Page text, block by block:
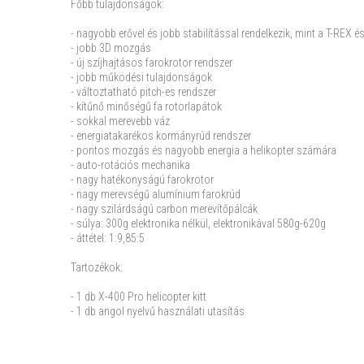
Főbb tulajdonságok:
- nagyobb erővel és jobb stabilítással rendelkezik, mint a T-REX
- jobb 3D mozgás
- új szíjhajtásos farokrotor rendszer
- jobb működési tulajdonságok
- változtatható pitch-es rendszer
- kítűnő minőségű fa rotorlapátok
- sokkal merevebb váz
- energiatakarékos kormányrúd rendszer
- pontos mozgás és nagyobb energia a helikopter számára
- auto-rotációs mechanika
- nagy hatékonyságú farokrotor
- nagy merevségű alumínium farokrúd
- nagy szilárdságú carbon merevítőpálcák
- súlya: 300g elektronika nélkül, elektronikával 580g-620g
- áttétel: 1:9,85:5
Tartozékok:
- 1 db X-400 Pro helicopter kitt
- 1 db angol nyelvű használati utasítás